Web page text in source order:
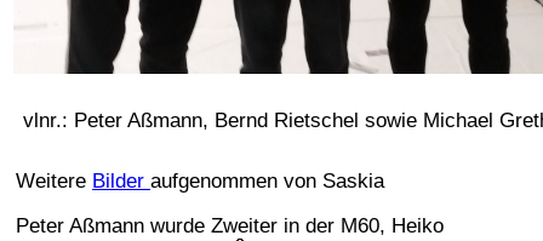
vlnr.: Peter Aßmann, Bernd Rietschel sowie Michael
Weitere Bilder aufgenommen von Saskia
Peter Aßmann wurde Zweiter in der M60, Heiko